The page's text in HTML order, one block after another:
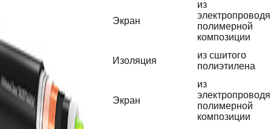
Экран
из
полимерной
композиции
Изоляция
из сшитого
полиэтилена
Экран
из
полимерной
композиции